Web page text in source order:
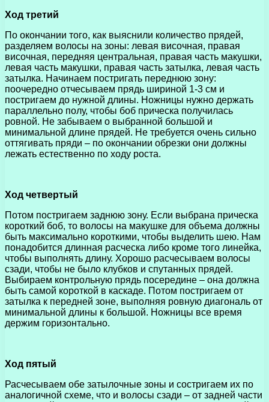
Ход третий
По окончании того, как выяснили количество прядей,
разделяем волосы на зоны: левая височная, правая
височная, передняя центральная, правая часть макушки,
левая часть макушки, правая часть затылка, левая часть
затылка. Начинаем постригать переднюю зону:
поочередно отчесываем прядь шириной 1-3 см и
постригаем до нужной длины. Ножницы нужно держать
параллельно полу, чтобы боб прическа получилась
ровной. Не забываем о выбранной большой и
минимальной длине прядей. Не требуется очень сильно
оттягивать пряди – по окончании обрезки они должны
лежать естественно по ходу роста.
Ход четвертый
Потом постригаем заднюю зону. Если выбрана прическа
короткий боб, то волосы на макушке для объема должны
быть максимально короткими, чтобы выделить шею. Нам
понадобится длинная расческа либо кроме того линейка,
чтобы выполнять длину. Хорошо расчесываем волосы
сзади, чтобы не было клубков и спутанных прядей.
Выбираем контрольную прядь посередине – она должна
быть самой короткой в каскаде. Потом постригаем от
затылка к передней зоне, выполняя ровную диагональ от
минимальной длины к большой. Ножницы все время
держим горизонтально.
Ход пятый
Расчесываем обе затылочные зоны и состригаем их по
аналогичной схеме, что и волосы сзади – от задней части